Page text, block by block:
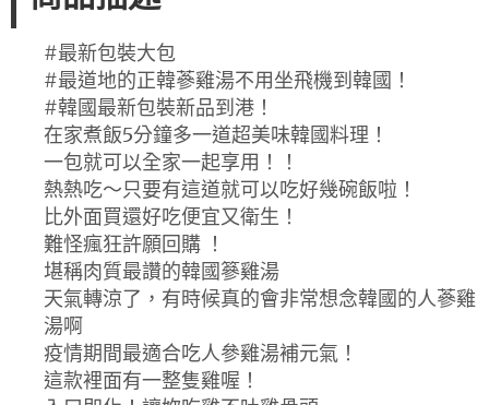
#最新包裝大包
#最道地的正韓蔘雞湯不用坐飛機到韓國！
#韓國最新包裝新品到港！
在家煮飯5分鐘多一道超美味韓國料理！
一包就可以全家一起享用！！
熱熱吃～只要有這道就可以吃好幾碗飯啦！
比外面買還好吃便宜又衛生！
難怪瘋狂許願回購 ！
堪稱肉質最讚的韓國篸雞湯
天氣轉涼了，有時候真的會非常想念韓國的人蔘雞
湯啊
疫情期間最適合吃人參雞湯補元氣！
這款裡面有一整隻雞喔！